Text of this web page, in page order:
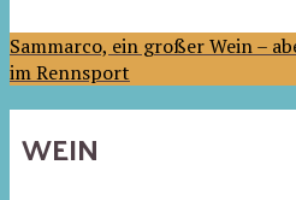
Sammarco, ein großer Wein –
im Rennsport
WEIN